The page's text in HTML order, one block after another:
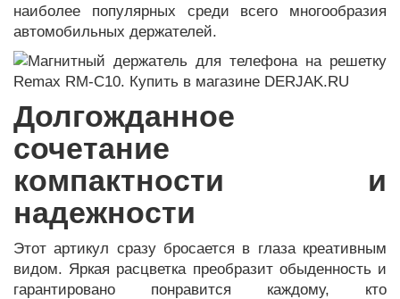
наиболее популярных среди всего многообразия
автомобильных держателей.
Долгожданное
сочетание
компактности и
надежности
Этот артикул сразу бросается в глаза креативным
видом. Яркая расцветка преобразит обыденность и
гарантировано понравится каждому, кто